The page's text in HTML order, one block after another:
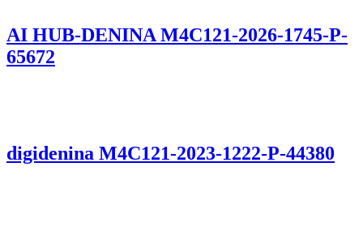
AI HUB-DENINA M4C121-2026-1745-P-
65672
digidenina M4C121-2023-1222-P-44380